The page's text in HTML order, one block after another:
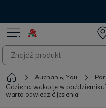
Auchan & You
Gdzie na wakacje w
warto odwiedzić jesienią!